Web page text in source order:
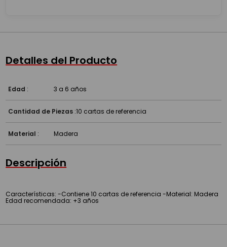
¿Qué estimula?
Detalles del Producto
Edad : 3 a 6 años
Cantidad de Piezas :10 cartas de referencia
Material : Madera
Descripción
Características: -Contiene 10 cartas de referencia -Material: Madera
Edad recomendada: +3 años